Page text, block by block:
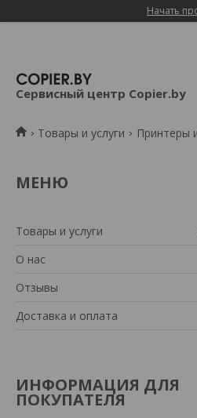
Начать
Сервисный центр Copier.by
Товары и услуги Принтеры
Товары и услуги
О нас
Отзывы
Доставка и оплата
ИНФОРМАЦИЯ ДЛЯ
ПОКУПАТЕЛЯ